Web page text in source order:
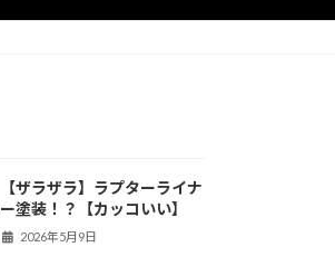
【ザラザラ】ラプターライナ
ー塗装！？【カッコいい】
2026年5月9日